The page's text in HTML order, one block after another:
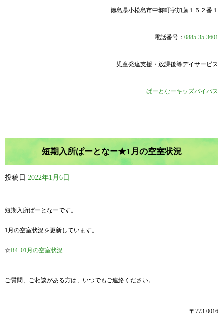
徳島県小松島市中郷町字加藤１５２番１
電話番号： 0885-35-3601
児童発達支援・放課後等デイサービス
ぱーとなーキッズバイパス
短期入所ぱーとなー★1月の空室状況
投稿日 2022年1月6日
短期入所ぱーとなーです。
1月の空室状況を更新しています。
☆R4..01月の空室状況
ご質問、ご相談がある方は、いつでもご連絡ください。
〒773-0016